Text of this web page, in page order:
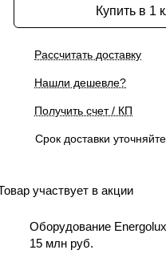
Купить в 1
Рассчитать доставку
Нашли дешевле?
Получить счет / КП
Срок доставки уточняйте
участвует в акции
Оборудование
15 млн руб.